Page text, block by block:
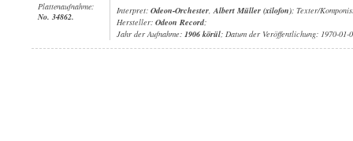
Plattenaufnahme:
No. 34862.
Interpret: Odeon-Orchester,Albert Müller (xilofon); Texter/
Hersteller: Odeon Record;
Jahr der Aufnahme: 1906 körül; Datum der Veröffentlichung: 1970-01-